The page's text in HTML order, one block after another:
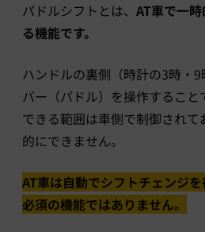
パドルシフトとは、 AT車で一
る機能です。
ハンドルの裏側（時計の3時・
バー（パドル）を操作するこ
できる範囲は車側で制御され
的にできません。
AT車は自動でシフトチェンジ
必須の機能ではありません。